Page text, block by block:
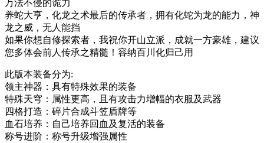
万法不侵的诡力
养蛇大亨，化龙之术最后的传承者，拥有化蛇为龙的能力，神
龙之威，无人能挡
如果你想自修探索者，我祝你开山立派，成就一方豪雄，建议
您多体会前人传承之精髓！容纳百川化归己用
此版本装备分为:
领主神器：具有特殊效果的装备
特殊天穹：属性更高，且有攻击力增幅的衣服及武器
四格打造：碎片合成斗笠盾牌等
血石培养：自己培养回血及复活的装备
称号进阶：称号升级增强属性